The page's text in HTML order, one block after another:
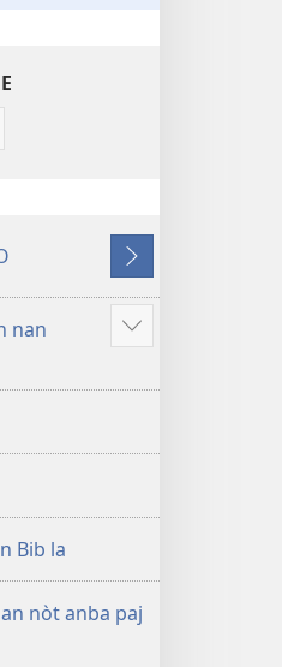
Apre
nan
Show
Bib la
nòt anba paj